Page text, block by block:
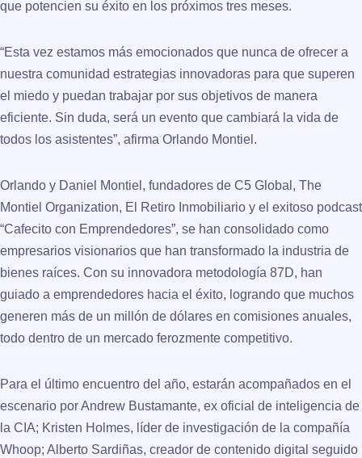
que potencien su éxito en los próximos tres meses.
“Esta vez estamos más emocionados que nunca de ofrecer a
nuestra comunidad estrategias innovadoras para que superen
el miedo y puedan trabajar por sus objetivos de manera
eficiente. Sin duda, será un evento que cambiará la vida de
todos los asistentes”, afirma Orlando Montiel.
Orlando y Daniel Montiel, fundadores de C5 Global, The
Montiel Organization, El Retiro Inmobiliario y el exitoso podcast
“Cafecito con Emprendedores”, se han consolidado como
empresarios visionarios que han transformado la industria de
bienes raíces. Con su innovadora metodología 87D, han
guiado a emprendedores hacia el éxito, logrando que muchos
generen más de un millón de dólares en comisiones anuales,
todo dentro de un mercado ferozmente competitivo.
Para el último encuentro del año, estarán acompañados en el
escenario por Andrew Bustamante, ex oficial de inteligencia de
la CIA; Kristen Holmes, líder de investigación de la compañía
Whoop; Alberto Sardiñas, creador de contenido digital seguido